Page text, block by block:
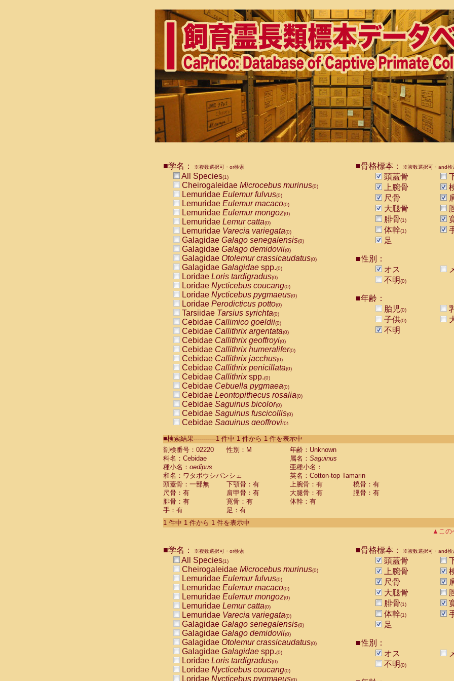
■学名： ※複数選択可・or検索
All Species(1)
Cheirogaleidae Microcebus murinus(0)
Lemuridae Eulemur fulvus(0)
Lemuridae Eulemur macaco(0)
Lemuridae Eulemur mongoz(0)
Lemuridae Lemur catta(0)
Lemuridae Varecia variegata(0)
Galagidae Galago senegalensis(0)
Galagidae Galago demidovii(0)
Galagidae Otolemur crassicaudatus(0)
Galagidae Galagidae spp.(0)
Loridae Loris tardigradus(0)
Loridae Nycticebus coucang(0)
Loridae Nycticebus pygmaeus(0)
Loridae Perodicticus potto(0)
Tarsiidae Tarsius syrichta(0)
Cebidae Callimico goeldii(0)
Cebidae Callithrix argentata(0)
Cebidae Callithrix geoffroyi(0)
Cebidae Callithrix humeralifer(0)
Cebidae Callithrix jacchus(0)
Cebidae Callithrix penicillata(0)
Cebidae Callithrixspp.(0)
Cebidae Cebuella pygmaea(0)
Cebidae Leontopithecus rosalia(0)
Cebidae Saguinus bicolor(0)
Cebidae Saguinus fuscicollis(0)
Cebidae Saguinus geoffroyi(0)
CebidaeSaguinus labiatus(0)
Cebidae Saguinus leucopus (0)
Cebidae
Cebidae
CebidaeSaguinus nigricollis (0)
Cebidae Saguinus oedipus
Cebidae Saguinus weddelli
Cebidae Saguinusspp.
Cebidae Aotus trivirgatus
Cebidae Cebus albifrons
CebidaeCebus nigrivittatus
CebidaeCebus
CebidaeSaimiri boliviensis(0)
CebidaeSaimiri sciureus(0)
AtelidaeAlouatta caraya(0)
AtelidaeAlouatta fusca(0)
AtelidaeAlouatta seniculus
AtelidaeAlouattaspp.(0)
AtelidaeAteles belzebuth(0)
AtelidaeAteles geoffroyi(0)
AtelidaeAteles paniscus(0)
AtelidaeAtelesspp.(0)
Atelidae Lagothrix lagothricha
AtelidaeLagothrix lagothricha cana
PitheciidaeCacajao calvus rubicundus
■骨格標本： ※複数選択可・and検
頭蓋骨
上腕骨
尺骨
大腿骨
腓骨(1)
体幹(1)
足
■性別：
オス
不明(0)
■年齢：
胎児(0)
子供(0)
不明
■検索結果-----------1 件中 1 件から 1 件を表示中
剖検番号：02220
性別：M
年齢：Unknown
科名：Cebidae
属名： Saguinus
種小名： oedipus
亜種小名：
和名：ワタボウシパンシェ
英名：Cotton-top Tamarin
頭蓋骨：一部無
下顎骨：有 上腕骨：有
橈骨：有
尺骨：有
肩甲骨：有 大腿骨：有
脛骨：有
腓骨：有
寛骨：有
体幹：有
手：有
足：有
1 件中 1 件から 1 件を表示中
▲この
■学名： ※複数選択可・or検索
All Species(1)
Cheirogaleidae Microcebus murinus(0)
Lemuridae Eulemur fulvus(0)
Lemuridae Eulemur macaco(0)
Lemuridae Eulemur mongoz(0)
Lemuridae Lemur catta(0)
Lemuridae Varecia variegata(0)
Galagidae Galago senegalensis(0)
Galagidae Galago demidovii(0)
Galagidae Otolemur crassicaudatus(0)
Galagidae Galagidae spp.(0)
Loridae Loris tardigradus(0)
Loridae Nycticebus coucang(0)
Loridae Nycticebus pygmaeus(0)
■骨格標本： ※複数選択可・and検
頭蓋骨
上腕骨
尺骨
大腿骨
腓骨(1)
体幹(1)
足
■性別：
オス
不明(0)